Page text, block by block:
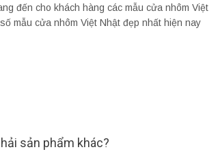
đến cho khách hàng các mẫu cửa nhôm Việt
mẫu cửa nhôm Việt Nhật đẹp nhất hiện nay
sản phẩm khác?